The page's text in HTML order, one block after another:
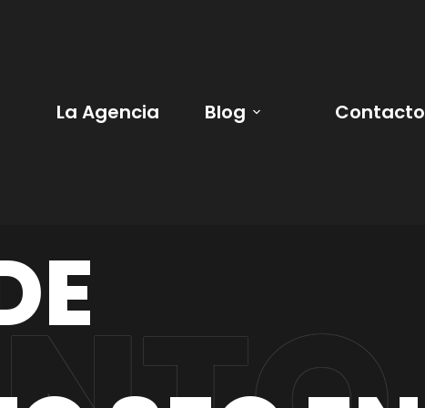
La Agencia Blog Contacto